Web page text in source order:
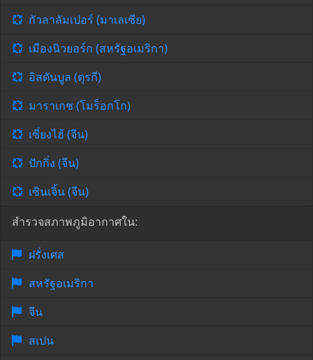
กัวลาลัมเปอร์ (มาเลเซีย)
เมืองนิวยอร์ก (สหรัฐอเมริกา)
อิสตันบูล (ตุรกี)
มาราเกช (โมร็อกโก)
เซี่ยงไฮ้ (จีน)
ปักกิ่ง (จีน)
เซินเจิ้น (จีน)
สำรวจสภาพภูมิอากาศใน:
ฝรั่งเศส
สหรัฐอเมริกา
จีน
สเปน